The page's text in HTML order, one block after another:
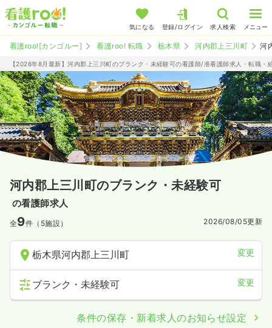
気になる 登録/ログイン 求人検索 メニュー
看護roo![カンゴルー] 看護roo! 転職 栃木県 河内郡上三川町 河
【2026年8月最新】河内郡上三川町のブランク・未経験可の看護師/准看護師求人・転職・
河内郡上三川町のブランク・未経験可
の看護師求人
全9件（5施設） 2026/08/05更新
栃木県河内郡上三川町 変更
ブランク・未経験可 変更
条件の保存・新着求人のお知らせ設定